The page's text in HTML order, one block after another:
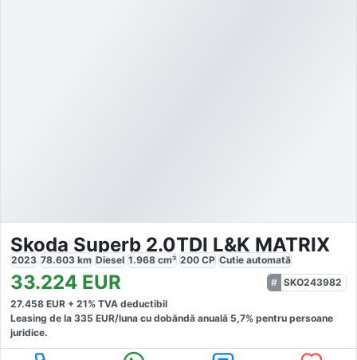
Skoda Superb 2.0TDI L&K MATRIX
2023 78.603 km Diesel 1.968 cm³ 200 CP Cutie automată
33.224 EUR
SKO243982
27.458 EUR + 21% TVA deductibil
Leasing de la 335 EUR/luna cu dobăndă anuală 5,7% pentru persoane
juridice.